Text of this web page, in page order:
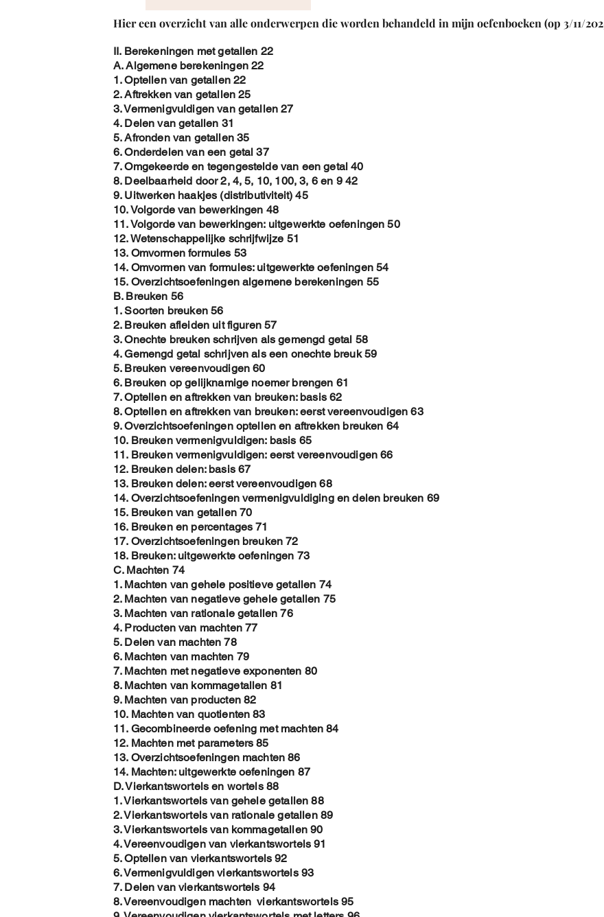
Hier een overzicht van alle onderwerpen die worden behandeld in mijn oefenboeken (op 3/11/
II. Berekeningen met getallen 22
A. Algemene berekeningen 22
1. Optellen van getallen 22
2. Aftrekken van getallen 25
3. Vermenigvuldigen van getallen 27
4. Delen van getallen 31
5. Afronden van getallen 35
6. Onderdelen van een getal 37
7. Omgekeerde en tegengestelde van een getal 40
8. Deelbaarheid door 2, 4, 5, 10, 100, 3, 6 en 9 42
9. Uitwerken haakjes (distributiviteit) 45
10. Volgorde van bewerkingen 48
11. Volgorde van bewerkingen: uitgewerkte oefeningen 50
12. Wetenschappelijke schrijfwijze 51
13. Omvormen formules 53
14. Omvormen van formules: uitgewerkte oefeningen 54
15. Overzichtsoefeningen algemene berekeningen 55
B. Breuken 56
1. Soorten breuken 56
2. Breuken afleiden uit figuren 57
3. Onechte breuken schrijven als gemengd getal 58
4. Gemengd getal schrijven als een onechte breuk 59
5. Breuken vereenvoudigen 60
6. Breuken op gelijknamige noemer brengen 61
7. Optellen en aftrekken van breuken: basis 62
8. Optellen en aftrekken van breuken: eerst vereenvoudigen 63
9. Overzichtsoefeningen optellen en aftrekken breuken 64
10. Breuken vermenigvuldigen: basis 65
11. Breuken vermenigvuldigen: eerst vereenvoudigen 66
12. Breuken delen: basis 67
13. Breuken delen: eerst vereenvoudigen 68
14. Overzichtsoefeningen vermenigvuldiging en delen breuken 69
15. Breuken van getallen 70
16. Breuken en percentages 71
17. Overzichtsoefeningen breuken 72
18. Breuken: uitgewerkte oefeningen 73
C. Machten 74
1. Machten van gehele positieve getallen 74
2. Machten van negatieve gehele getallen 75
3. Machten van rationale getallen 76
4. Producten van machten 77
5. Delen van machten 78
6. Machten van machten 79
7. Machten met negatieve exponenten 80
8. Machten van kommagetallen 81
9. Machten van producten 82
10. Machten van quotienten 83
11. Gecombineerde oefening met machten 84
12. Machten met parameters 85
13. Overzichtsoefeningen machten 86
14. Machten: uitgewerkte oefeningen 87
D. Vierkantswortels en wortels 88
1. Vierkantswortels van gehele getallen 88
2. Vierkantswortels van rationale getallen 89
3. Vierkantswortels van kommagetallen 90
4. Vereenvoudigen van vierkantswortels 91
5. Optellen van vierkantswortels 92
6. Vermenigvuldigen vierkantswortels 93
7. Delen van vierkantswortels 94
8. Vereenvoudigen machten vierkantswortels 95